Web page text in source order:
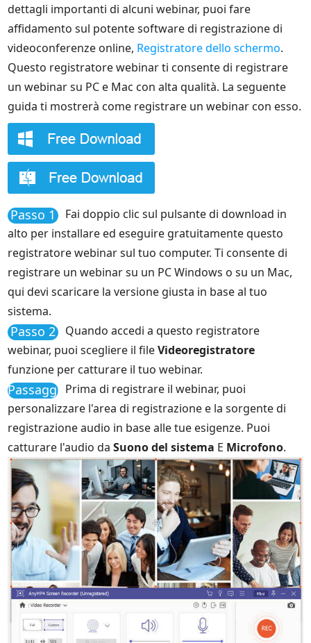
dettagli importanti di alcuni webinar, puoi fare
affidamento sul potente software di registrazione di
videoconferenze online, Registratore dello schermo.
Questo registratore webinar ti consente di registrare
un webinar su PC e Mac con alta qualità. La seguente
guida ti mostrerà come registrare un webinar con esso.
Passo 1
Fai doppio clic sul pulsante di download in
alto per installare ed eseguire gratuitamente questo
registratore webinar sul tuo computer. Ti consente di
registrare un webinar su un PC Windows o su un Mac,
qui devi scaricare la versione giusta in base al tuo
sistema.
Passo 2
Quando accedi a questo registratore
webinar, puoi scegliere il fileVideoregistratore
funzione per catturare il tuo webinar.
Passaggio
3
Prima di registrare il webinar, puoi
personalizzare l'area di registrazione e la sorgente di
registrazione audio in base alle tue esigenze. Puoi
catturare l'audio daSuono del sistema E Microfono.